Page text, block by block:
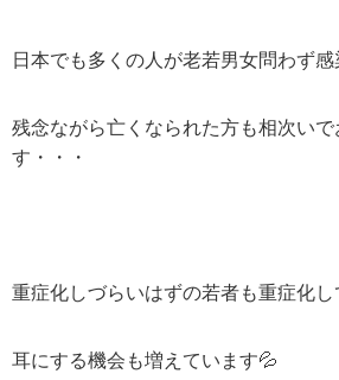
日本でも多くの人が老若男女問わず
残念ながら亡くなられた方も相次い
す・・・
重症化しづらいはずの若者も重症化
耳にする機会も増えています💦